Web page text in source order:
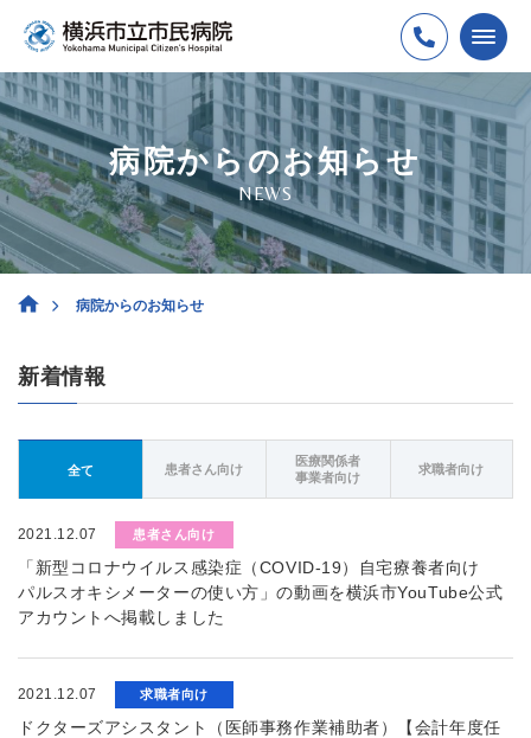
病院からのお知らせ
NEWS
病院からのお知らせ
新着情報
全て 患者さん向け
医療関係者
事業者向け
求職者向け
2021.12.07 患者さん向け
「新型コロナウイルス感染症（COVID-19）自宅療養者向け
パルスオキシメーターの使い方」の動画を横浜市YouTube公式
アカウントへ掲載しました
2021.12.07 求職者向け
ドクターズアシスタント（医師事務作業補助者）【会計年度任